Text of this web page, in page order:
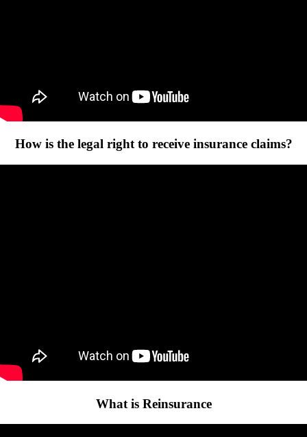
How is the legal right to receive insurance claims?
What is Reinsurance